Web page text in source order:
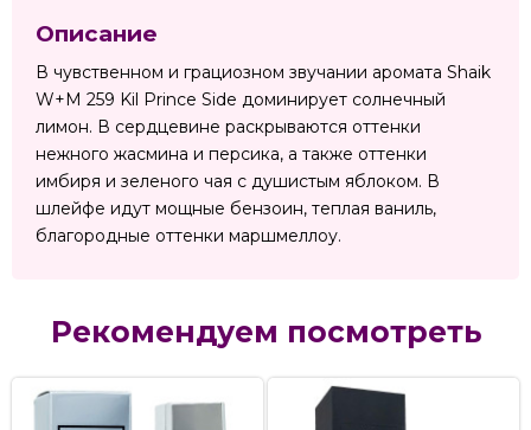
Описание
В чувственном и грациозном звучании аромата Shaik
W+M 259 Kil Prince Side доминирует солнечный
лимон. В сердцевине раскрываются оттенки
нежного жасмина и персика, а также оттенки
имбиря и зеленого чая с душистым яблоком. В
шлейфе идут мощные бензоин, теплая ваниль,
благородные оттенки маршмеллоу.
Рекомендуем посмотреть